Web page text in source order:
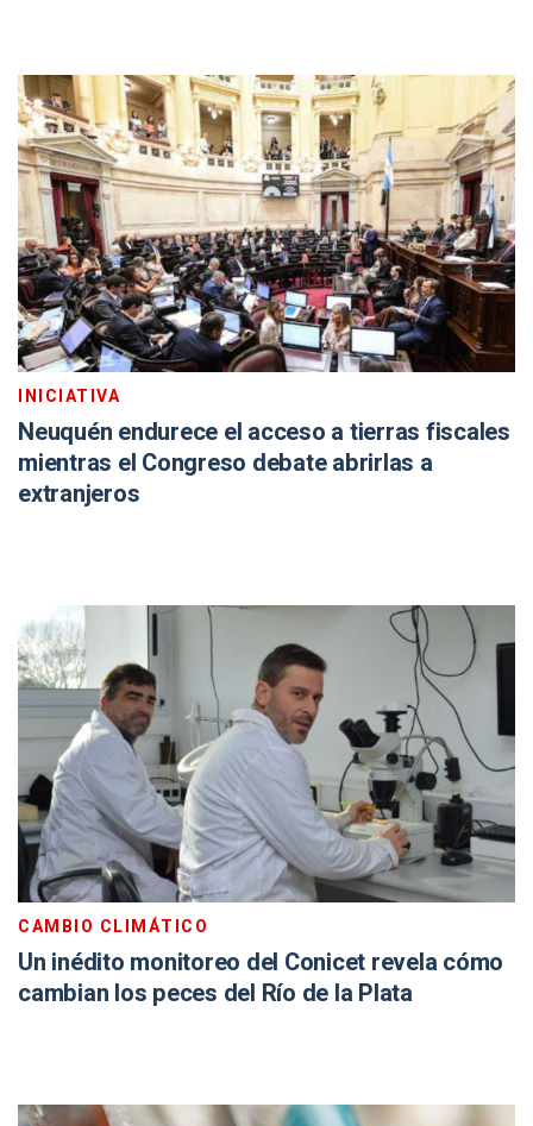
INICIATIVA
Neuquén endurece el acceso a tierras fiscales
mientras el Congreso debate abrirlas a
extranjeros
CAMBIO CLIMÁTICO
Un inédito monitoreo del Conicet revela cómo
cambian los peces del Río de la Plata